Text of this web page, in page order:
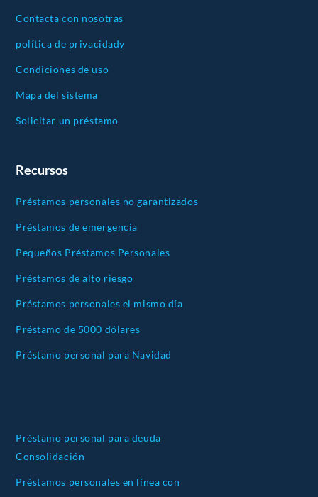
Contacta con nosotras
política de privacidady
Condiciones de uso
Mapa del sistema
Solicitar un préstamo
Recursos
Préstamos personales no garantizados
Préstamos de emergencia
Pequeños Préstamos Personales
Préstamos de alto riesgo
Préstamos personales el mismo día
Préstamo de 5000 dólares
Préstamo personal para Navidad
Préstamo personal para deuda
Consolidación
Préstamos personales en línea con